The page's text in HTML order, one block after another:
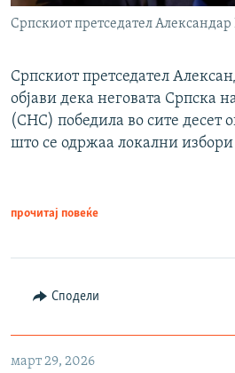
Српскиот претседател
Српскиот претседател
објави дека неговата Српска
(СНС) победила во сите десет
што се одржаа локални
прочитај повеќе
Сподели
март 29, 2026